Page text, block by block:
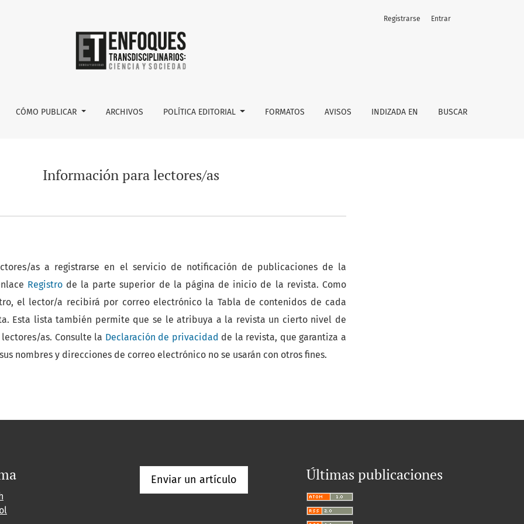
CÓMO PUBLICAR ARCHIVOS POLÍTICA EDITORIAL FORMATOS AVISOS INDIZADA EN BUSCAR
Registrarse Entrar
Información para lectores/as
as a registrarse en el servicio de notificación de publicaciones de la
Registrode la parte superior de la página de inicio de la revista. Como
el lector/a recibirá por correo electrónico la Tabla de contenidos de cada
Esta lista también permite que se le atribuya a la revista un cierto nivel de
as. Consulte la Declaración de privacidad de la revista, que garantiza a
nombres y direcciones de correo electrónico no se usarán con otros fines.
Enviar un artículo Últimas publicaciones